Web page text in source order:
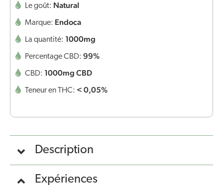
Le goût: Natural
Marque: Endoca
La quantité: 1000mg
Percentage CBD: 99%
CBD: 1000mg CBD
Teneur en THC: < 0,05%
Description
Expériences